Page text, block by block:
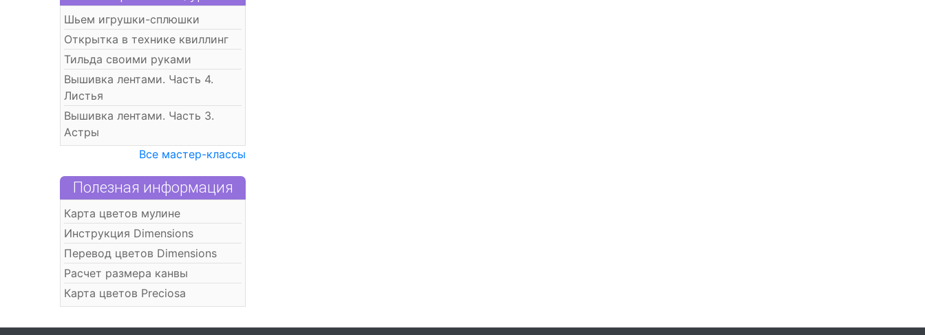
Шьем игрушки-сплюшки
Открытка в технике квиллинг
Тильда своими руками
Вышивка лентами. Часть 4.
Листья
Вышивка лентами. Часть 3.
Астры
Все мастер-классы
Полезная информация
Карта цветов мулине
Инструкция Dimensions
Перевод цветов Dimensions
Расчет размера канвы
Карта цветов Preciosa